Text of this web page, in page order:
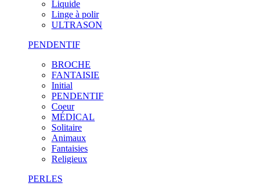
Liquide
Linge à polir
ULTRASON
PENDENTIF
BROCHE
FANTAISIE
Initial
PENDENTIF
Coeur
MÉDICAL
Solitaire
Animaux
Fantaisies
Religieux
PERLES